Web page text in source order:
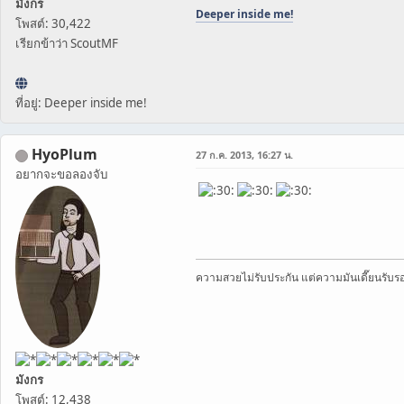
มังกร
โพสต์: 30,422
เรียกข้าว่า ScoutMF
ที่อยู่: Deeper inside me!
Deeper inside me!
HyoPlum
อยากจะขอลองจับ
มังกร
โพสต์: 12,438
27 ก.ค. 2013, 16:27 น.
ความสวยไม่รับประกัน แต่ความมันเดี๊ยนรับร